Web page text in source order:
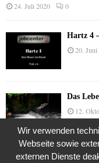
24. Juli 2020 0
Hartz 4
20. Juni
Das
12.
Die
Wir verwenden
Webseite sowie
externen Dienste